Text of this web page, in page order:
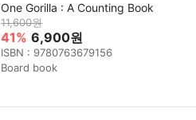
One Gorilla : A Counting Book
11,600원
41% 6,900원
ISBN : 9780763679156
Board book